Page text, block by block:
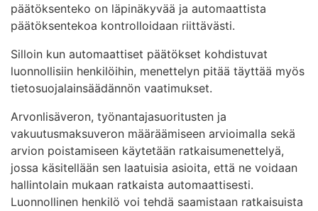
päätöksenteko on läpinäkyvää ja automaattista
päätöksentekoa kontrolloidaan riittävästi.
Silloin kun automaattiset päätökset kohdistuvat
luonnollisiin henkilöihin, menettelyn pitää täyttää myös
tietosuojalainsäädännön vaatimukset.
Arvonlisäveron, työnantajasuoritusten ja
vakuutusmaksuveron määräämiseen arvioimalla sekä
arvion poistamiseen käytetään ratkaisumenettelyä,
jossa käsitellään sen laatuisia asioita, että ne voidaan
hallintolain mukaan ratkaista automaattisesti.
Luonnollinen henkilö voi tehdä saamistaan ratkaisuista